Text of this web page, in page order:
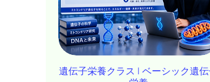
遺伝子栄養クラス l ベーシック遺